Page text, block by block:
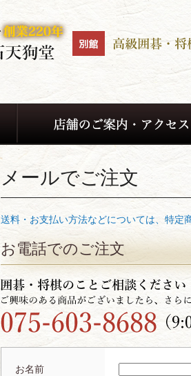
メールでご注文
送料・お支払い方法などについては、特定
お電話でのご注文
お名前